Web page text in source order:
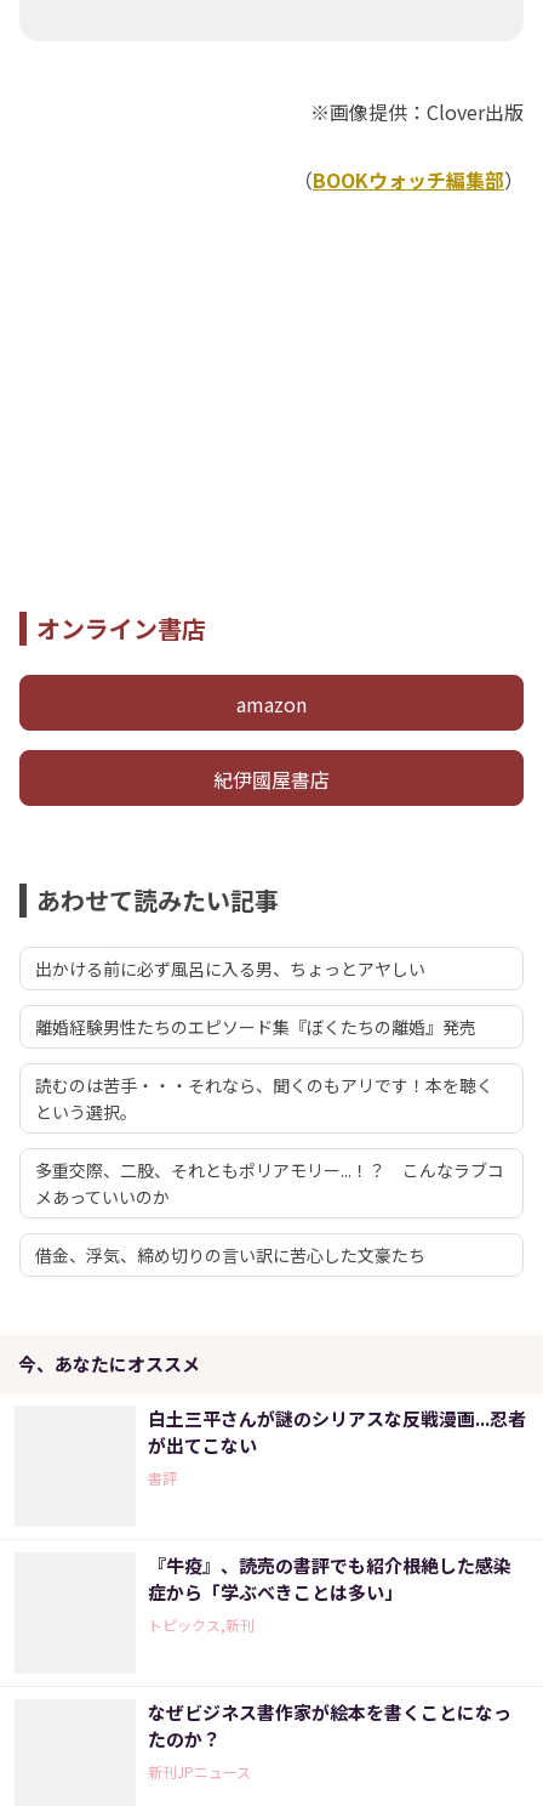
※画像提供：Clover出版
（BOOKウォッチ編集部）
オンライン書店
amazon
紀伊國屋書店
あわせて読みたい記事
出かける前に必ず風呂に入る男、ちょっとアヤしい
離婚経験男性たちのエピソード集『ぼくたちの離婚』発売
読むのは苦手・・・それなら、聞くのもアリです！本を聴く
という選択。
多重交際、二股、それともポリアモリー...！？ こんなラブコ
メあっていいのか
借金、浮気、締め切りの言い訳に苦心した文豪たち
今、あなたにオススメ
白土三平さんが謎のシリアスな反戦漫画...忍者
が出てこない
書評
『牛疫』、読売の書評でも紹介――根絶した感染
症から「学ぶべきことは多い」
トピックス,新刊
なぜビジネス書作家が絵本を書くことになっ
たのか？
新刊JPニュース